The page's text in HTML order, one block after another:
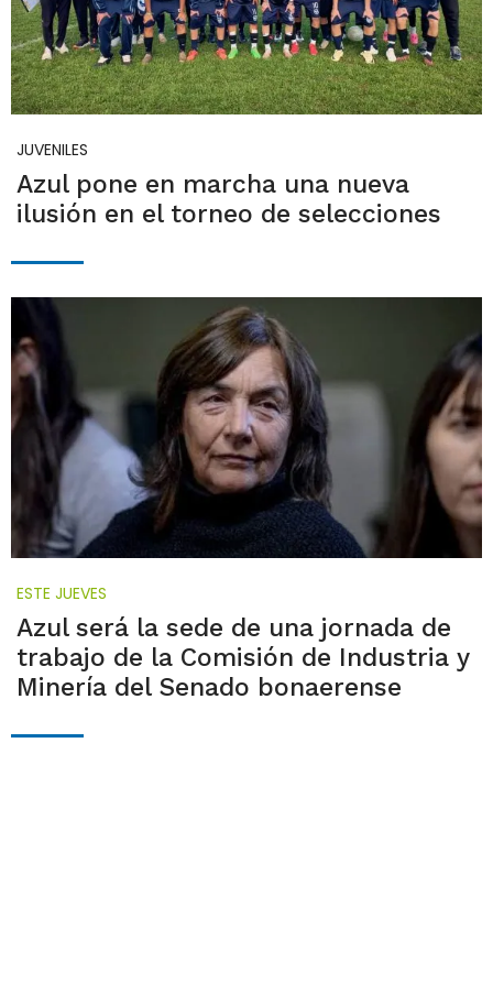
JUVENILES
Azul pone en marcha una nueva
ilusión en el torneo de selecciones
ESTE JUEVES
Azul será la sede de una jornada de
trabajo de la Comisión de Industria y
Minería del Senado bonaerense